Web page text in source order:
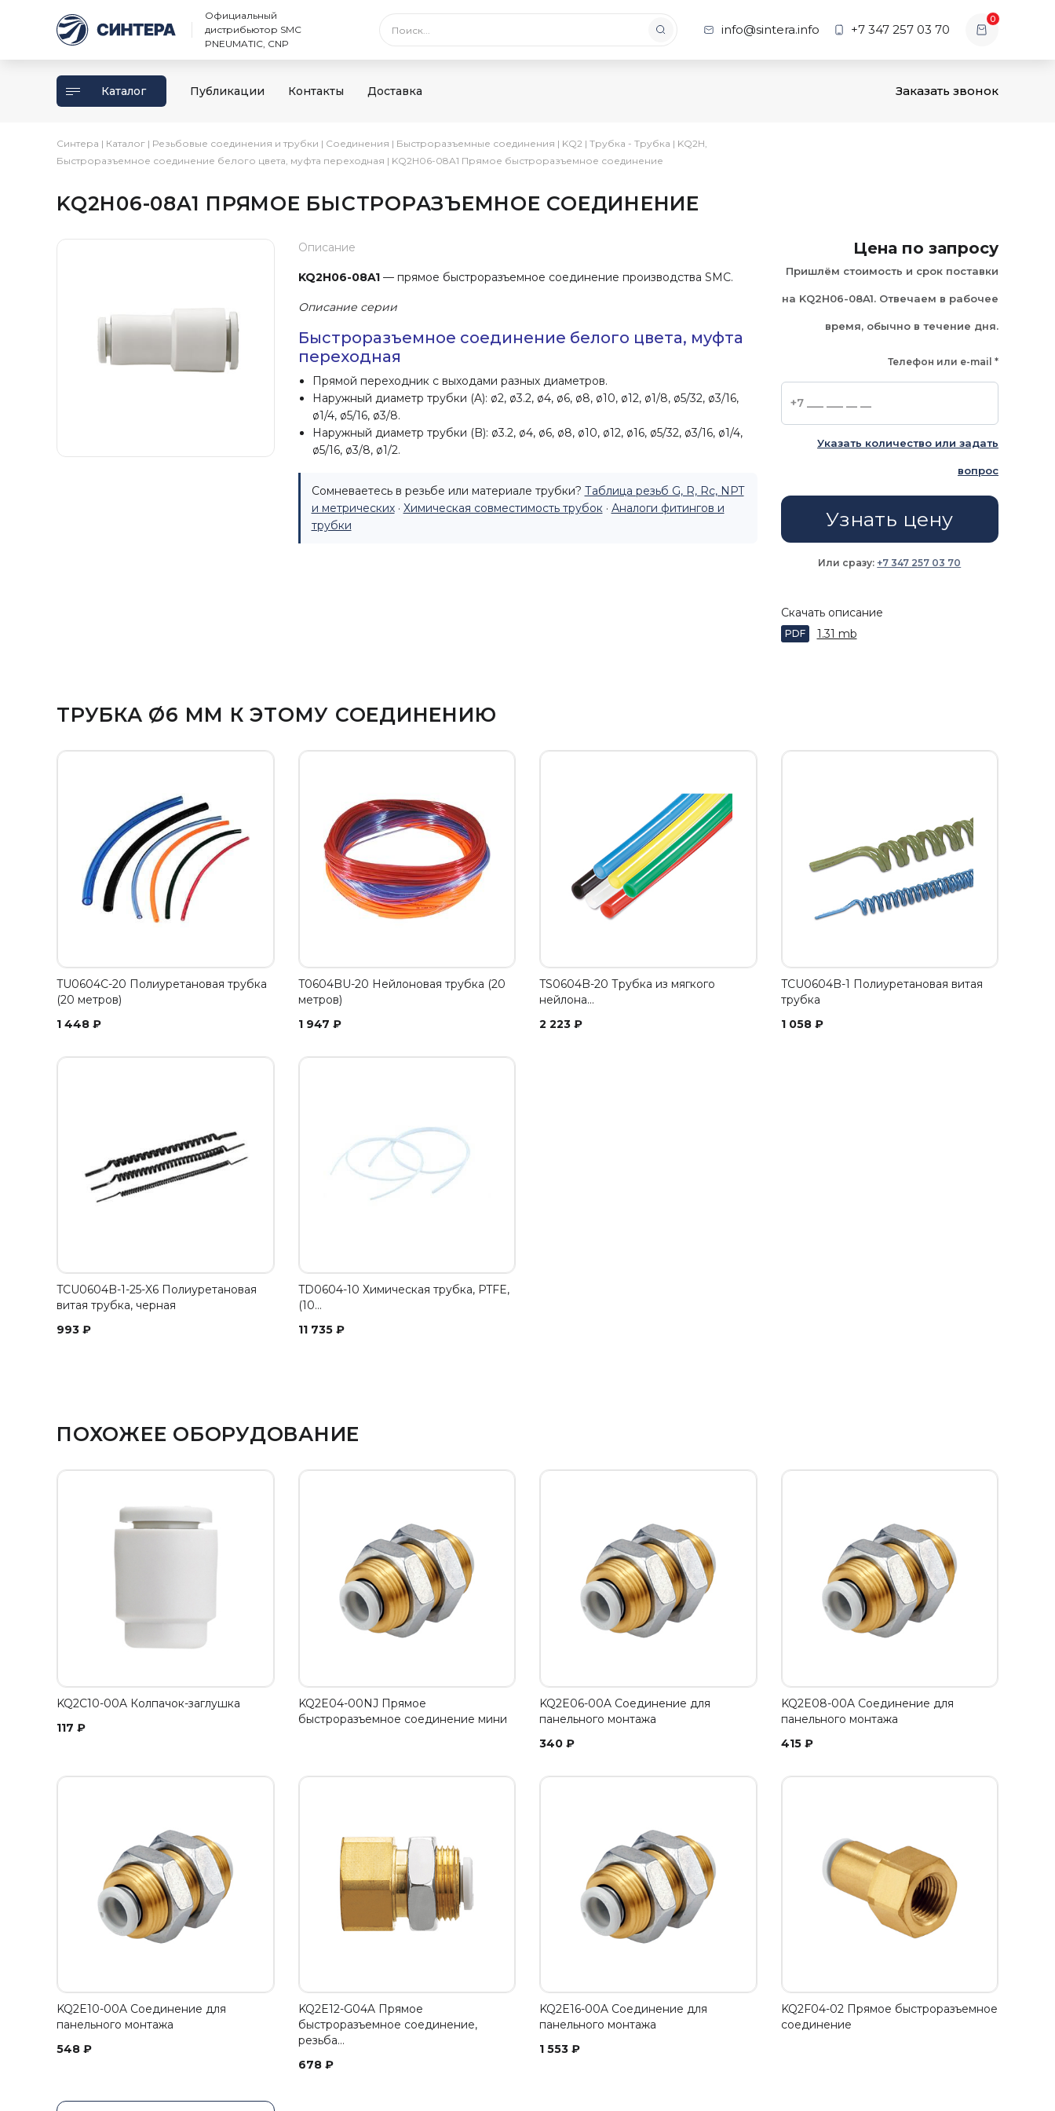
Официальный
дистрибьютор SMC
PNEUMATIC, CNP
info@sintera.info +7 347 257 03 70
0
Каталог Публикации Контакты Доставка Заказать звонок
Синтера | Каталог | Резьбовые соединения и трубки | Соединения | Быстроразъемные соединения | KQ2 | Трубка - Трубка | KQ2H,
Быстроразъемное соединение белого цвета, муфта переходная | KQ2H06-08A1 Прямое быстроразъемное соединение
KQ2H06-08A1 ПРЯМОЕ БЫСТРОРАЗЪЕМНОЕ СОЕДИНЕНИЕ
Описание
KQ2H06-08A1— прямое быстроразъемное соединение производства SMC.
Описание серии
Быстроразъемное соединение белого цвета, муфта
переходная
Прямой переходник с выходами разных диаметров.
Наружный диаметр трубки (A): ø2, ø3.2, ø4, ø6, ø8, ø10, ø12, ø1/8, ø5/32, ø3/16,
ø1/4, ø5/16, ø3/8.
Наружный диаметр трубки (B): ø3.2, ø4, ø6, ø8, ø10, ø12, ø16, ø5/32, ø3/16, ø1/4,
ø5/16, ø3/8, ø1/2.
Сомневаетесь в резьбе или материале трубки? Таблица резьб G, R, Rc, NPT
и метрических· Химическая совместимость трубок· Аналоги фитингов и
трубки
Цена по запросу
Пришлём стоимость и срок поставки
на KQ2H06-08A1. Отвечаем в рабочее
время, обычно в течение дня.
Телефон или e-mail *
Указать количество или задать
вопрос
Узнать цену
Или сразу: +7 347 257 03 70
Скачать описание
PDF 1.31 mb
ТРУБКА Ø6 ММ К ЭТОМУ СОЕДИНЕНИЮ
TU0604C-20 Полиуретановая трубка
(20 метров)
1 448 ₽
T0604BU-20 Нейлоновая трубка (20
метров)
1 947 ₽
TS0604B-20 Трубка из мягкого
нейлона…
2 223 ₽
TCU0604B-1 Полиуретановая витая
трубка
1 058 ₽
TCU0604B-1-25-X6 Полиуретановая
витая трубка, черная
993 ₽
TD0604-10 Химическая трубка, PTFE,
(10…
11 735 ₽
ПОХОЖЕЕ ОБОРУДОВАНИЕ
KQ2C10-00A Колпачок-заглушка
117 ₽
KQ2E04-00NJ Прямое
быстроразъемное соединение мини
KQ2E06-00A Соединение для
панельного монтажа
340 ₽
KQ2E08-00A Соединение для
панельного монтажа
415 ₽
KQ2E10-00A Соединение для
панельного монтажа
548 ₽
KQ2E12-G04A Прямое
быстроразъемное соединение,
резьба…
678 ₽
KQ2E16-00A Соединение для
панельного монтажа
1 553 ₽
KQ2F04-02 Прямое быстроразъемное
соединение